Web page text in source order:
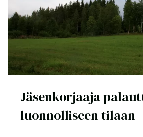
Jäsenkorjaaja
luonnolliseen tilaan